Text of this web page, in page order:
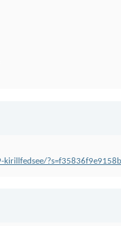
kirillfedsee/